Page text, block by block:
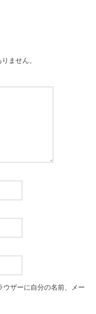
ません。
ウザーに自分の名前、メー